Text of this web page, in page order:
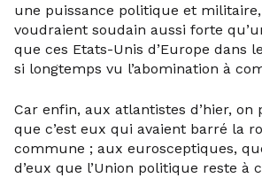
une puissance politique et
voudraient soudain aussi forte
que ces Etats-Unis d’Europe dans
si longtemps vu l’abomination à
Car enfin, aux atlantistes d’hier,
que c’est eux qui avaient barré la
commune ; aux eurosceptiques,
d’eux que l’Union politique reste à